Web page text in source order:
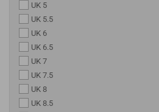
UK 5
UK 5.5
UK 6
UK 6.5
UK 7
UK 7.5
UK 8
UK 8.5